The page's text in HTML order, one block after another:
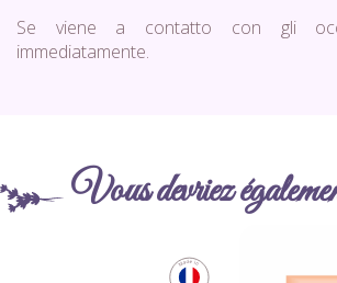
Se viene a contatto con gli
immediatamente.
Vous devriez